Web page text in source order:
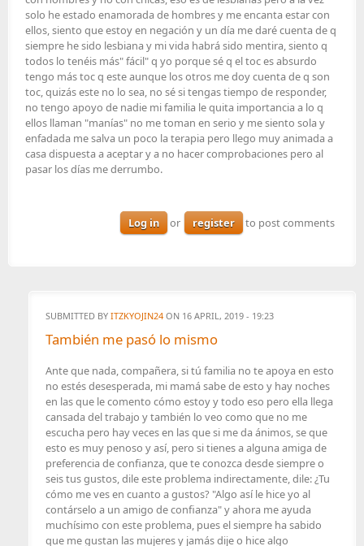
solo he estado enamorada de hombres y me encanta estar con
ellos, siento que estoy en negación y un día me daré cuenta de q
siempre he sido lesbiana y mi vida habrá sido mentira, siento q
todos lo tenéis más" fácil" q yo porque sé q el toc es absurdo
tengo más toc q este aunque los otros me doy cuenta de q son
toc, quizás este no lo sea, no sé si tengas tiempo de responder,
no tengo apoyo de nadie mi familia le quita importancia a lo q
ellos llaman "manías" no me toman en serio y me siento sola y
enfadada me salva un poco la terapia pero llego muy animada a
casa dispuesta a aceptar y a no hacer comprobaciones pero al
pasar los días me derrumbo.
Log in or register to post comments
SUBMITTED BY ITZKYOJIN24 ON 16 APRIL, 2019 - 19:23
También me pasó lo mismo
Ante que nada, compañera, si tú familia no te apoya en esto
no estés desesperada, mi mamá sabe de esto y hay noches
en las que le comento cómo estoy y todo eso pero ella llega
cansada del trabajo y también lo veo como que no me
escucha pero hay veces en las que si me da ánimos, se que
esto es muy penoso y así, pero si tienes a alguna amiga de
preferencia de confianza, que te conozca desde siempre o
seis tus gustos, dile este problema indirectamente, dile: ¿Tu
cómo me ves en cuanto a gustos? "Algo así le hice yo al
contárselo a un amigo de confianza" y ahora me ayuda
muchísimo con este problema, pues el siempre ha sabido
que me gustan las mujeres y jamás dije o hice algo